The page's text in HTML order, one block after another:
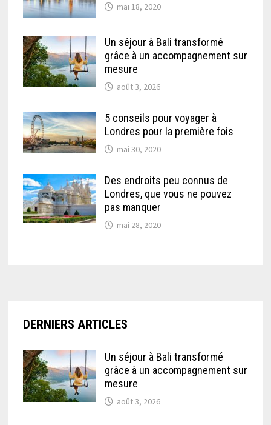
mai 18, 2020
Un séjour à Bali transformé
grâce à un accompagnement sur
mesure
août 3, 2026
5 conseils pour voyager à
Londres pour la première fois
mai 30, 2020
Des endroits peu connus de
Londres, que vous ne pouvez
pas manquer
mai 28, 2020
DERNIERS ARTICLES
Un séjour à Bali transformé
grâce à un accompagnement sur
mesure
août 3, 2026